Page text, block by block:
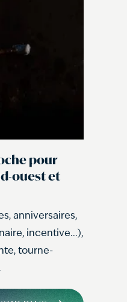
pour
ouest et
anniversaires,
incentive...),
tourne-